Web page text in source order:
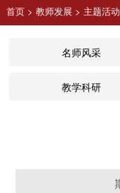
首页> 教师发展 > 主题活动
名师风采
教学科研